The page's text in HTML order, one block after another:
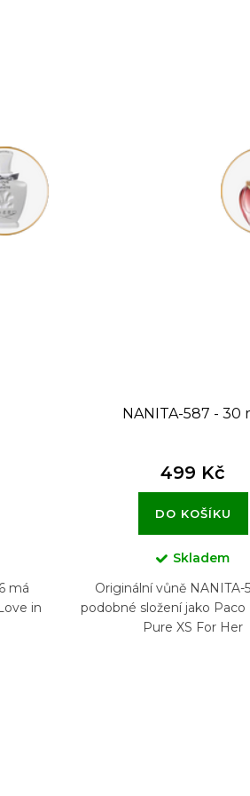
má
in
NANITA-587 - 30
499 Kč
DO KOŠÍKU
Skladem
Originální vůně NANITA-
podobné složení jako Paco
Pure XS For Her